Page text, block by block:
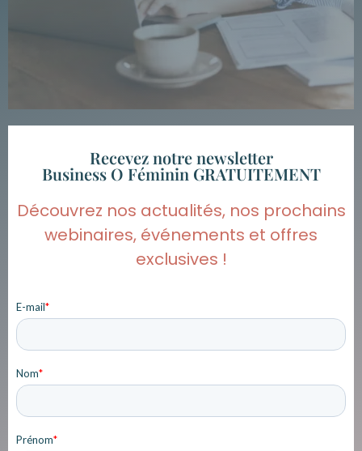
Recevez notre newsletter
Business O Féminin GRATUITEMENT
Découvrez nos actualités, nos prochains
webinaires, événements et offres
exclusives !